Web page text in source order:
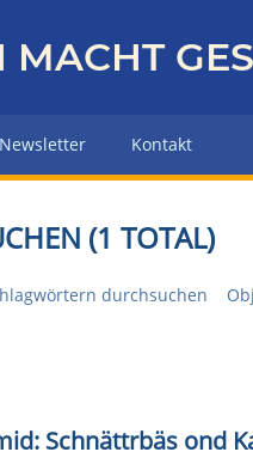
MACHT
Newsletter Kontakt
(1 TOTAL)
durchsuchen
Schnättrbäs ond